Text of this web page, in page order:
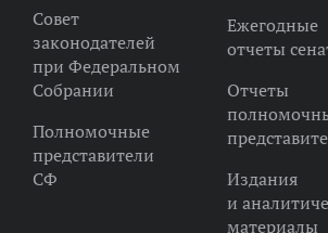
Совет
законодателей
при Федеральном
Собрании
Полномочные
представители
СФ
Ежегодные
отчеты
Отчеты
Издания
и
материалы